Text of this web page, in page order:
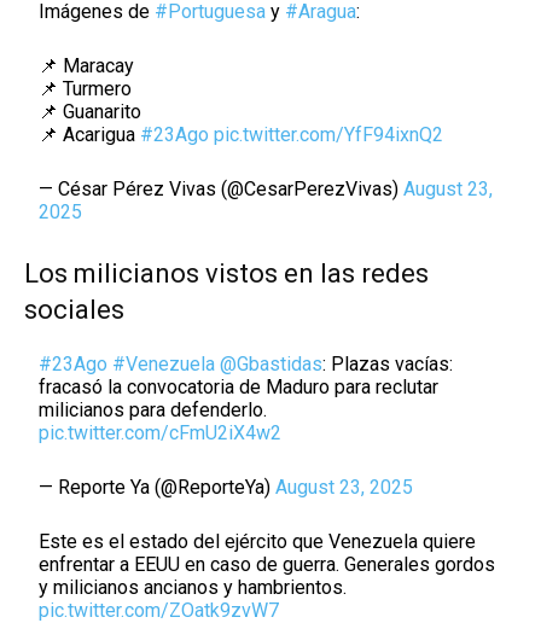
Imágenes de #Portuguesa y #Aragua:
📌 Maracay
📌 Turmero
📌 Guanarito
📌 Acarigua #23Ago pic.twitter.com/YfF94ixnQ2
— César Pérez Vivas (@CesarPerezVivas)August 23,
2025
Los milicianos vistos en las redes
sociales
#23Ago #Venezuela @Gbastidas: Plazas vacías:
fracasó la convocatoria de Maduro para reclutar
milicianos para defenderlo.
pic.twitter.com/cFmU2iX4w2
— Reporte Ya (@ReporteYa)August 23, 2025
Este es el estado del ejército que Venezuela quiere
enfrentar a EEUU en caso de guerra. Generales gordos
y milicianos ancianos y hambrientos.
pic.twitter.com/ZOatk9zvW7